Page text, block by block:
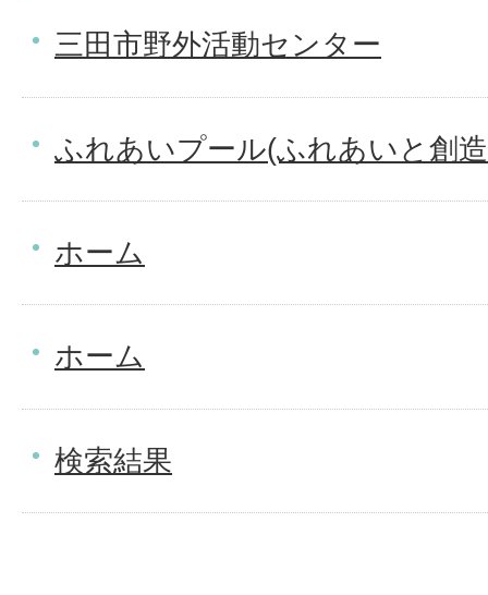
三田市野外活動センター
ふれあいプール(ふれあいと創
ホーム
ホーム
検索結果